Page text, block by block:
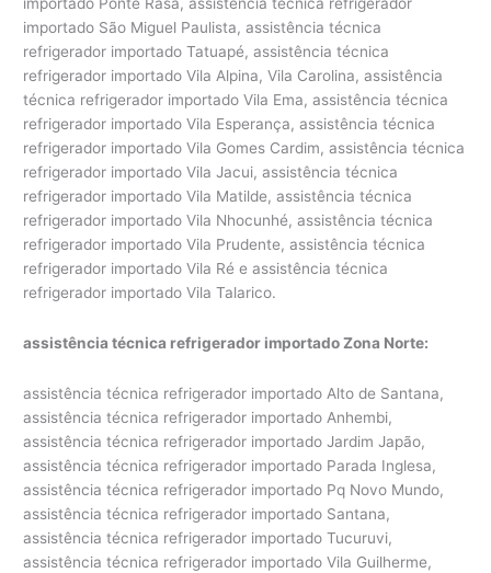
importado Ponte Rasa, assistência técnica refrigerador
importado São Miguel Paulista, assistência técnica
refrigerador importado Tatuapé, assistência técnica
refrigerador importado Vila Alpina, Vila Carolina, assistência
técnica refrigerador importado Vila Ema, assistência técnica
refrigerador importado Vila Esperança, assistência técnica
refrigerador importado Vila Gomes Cardim, assistência técnica
refrigerador importado Vila Jacui, assistência técnica
refrigerador importado Vila Matilde, assistência técnica
refrigerador importado Vila Nhocunhé, assistência técnica
refrigerador importado Vila Prudente, assistência técnica
refrigerador importado Vila Ré e assistência técnica
refrigerador importado Vila Talarico.
assistência técnica refrigerador importado Zona Norte:
assistência técnica refrigerador importado Alto de Santana,
assistência técnica refrigerador importado Anhembi,
assistência técnica refrigerador importado Jardim Japão,
assistência técnica refrigerador importado Parada Inglesa,
assistência técnica refrigerador importado Pq Novo Mundo,
assistência técnica refrigerador importado Santana,
assistência técnica refrigerador importado Tucuruvi,
assistência técnica refrigerador importado Vila Guilherme,